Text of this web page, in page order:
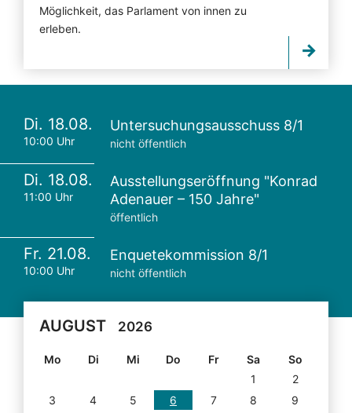
Möglichkeit, das Parlament von innen zu
erleben.
Di. 18.08.
10:00 Uhr
Untersuchungsausschuss 8/1
nicht öffentlich
Di. 18.08.
11:00 Uhr
Ausstellungseröffnung "Konrad
Adenauer – 150 Jahre"
öffentlich
Fr. 21.08.
10:00 Uhr
Enquetekommission 8/1
nicht öffentlich
AUGUST 2026
Mo Di Mi Do Fr Sa
So
1
2
3
4 5 6 7 8
9